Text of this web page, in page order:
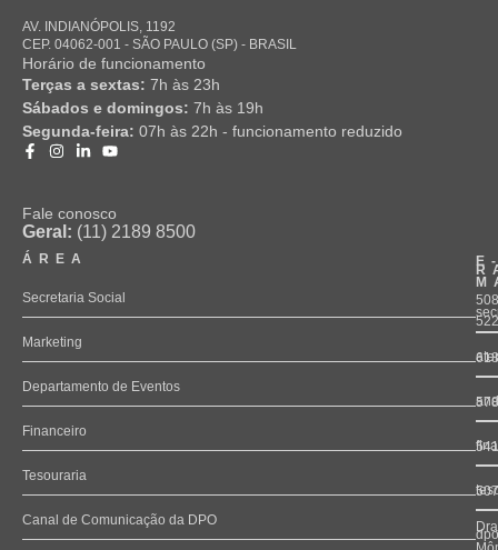
AV. INDIANÓPOLIS, 1192
CEP. 04062-001 - SÃO PAULO (SP) - BRASIL
Horário de funcionamento
Terças a sextas: 7h às 23h
Sábados e domingos: 7h às 19h
Segunda-feira: 07h às 22h - funcionamento reduzido
Fale conosco
Geral: (11) 2189 8500
ÁREA
Secretaria Social
Marketing
Departamento de Eventos
Financeiro
Tesouraria
Canal de Comunicação da DPO
522
618
578
541
507